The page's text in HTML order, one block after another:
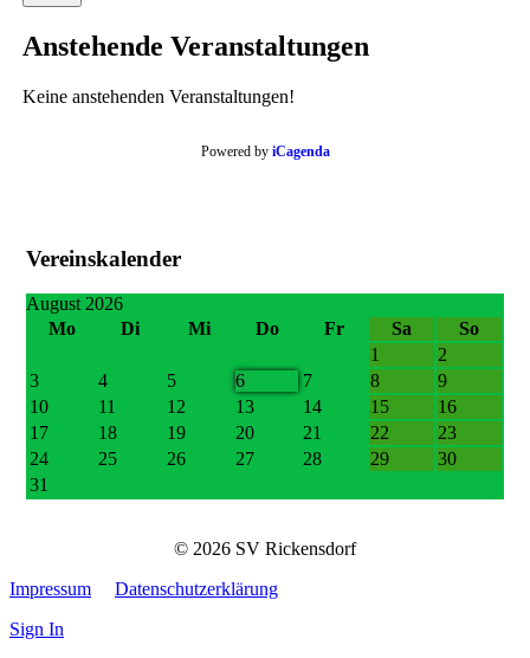
Anstehende Veranstaltungen
Keine anstehenden Veranstaltungen!
Powered by iCagenda
Vereinskalender
August 2026
Mo
Di Mi Do Fr Sa
So
1
2
3
4 5 6 7 8
9
10
11 12 13 14 15
16
17
18 19 20 21 22
23
24
25 26 27 28 29
30
31
© 2026 SV Rickensdorf
Impressum
Datenschutzerklärung
Sign In